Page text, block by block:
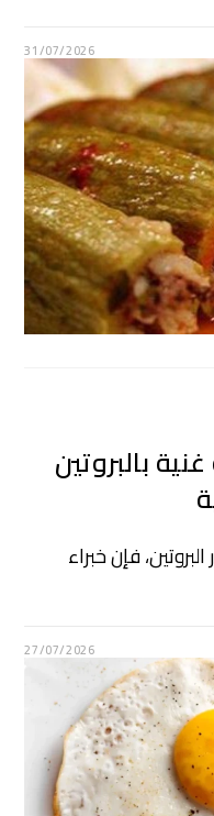
31/07/2026
أطعمة غنية بالبروتين
فإن خبراء
27/07/2026